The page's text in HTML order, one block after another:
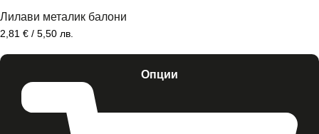
Лилави металик балони
2,81 € / 5,50 лв.
Опции